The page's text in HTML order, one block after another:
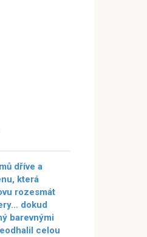
dříve a
která
rozesmát
dokud
barevnými
celou